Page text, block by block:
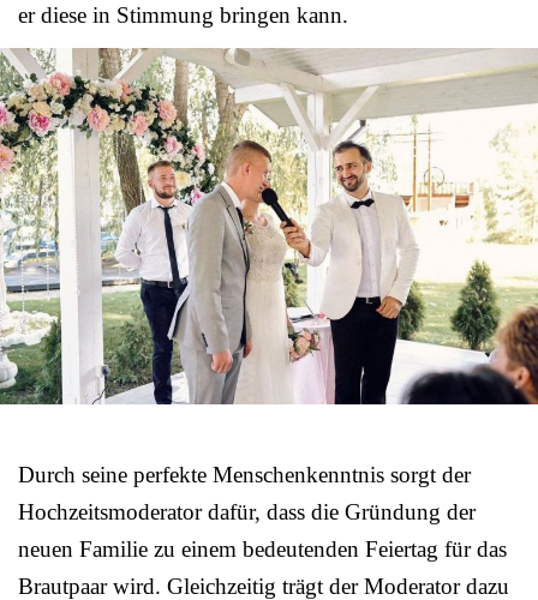
er diese in Stimmung bringen kann.
Durch seine perfekte Menschenkenntnis sorgt der
Hochzeitsmoderator dafür, dass die Gründung der
neuen Familie zu einem bedeutenden Feiertag für das
Brautpaar wird. Gleichzeitig trägt der Moderator dazu